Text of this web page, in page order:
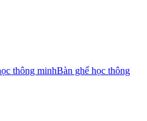
Bàn ghế học thông